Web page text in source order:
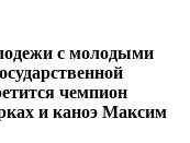
с молодыми
чемпион
и каноэ Максим